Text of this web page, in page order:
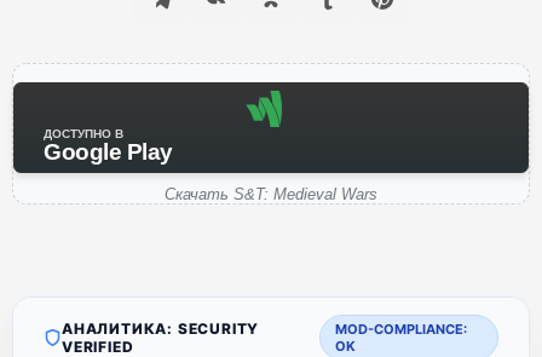
ДОСТУПНО В
Google Play
Скачать S&T: Medieval Wars
АНАЛИТИКА: SECURITY
VERIFIED
MOD-COMPLIANCE:
OK